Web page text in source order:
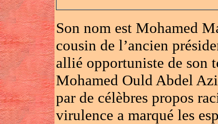
Son nom est Mohamed
cousin de l’ancien
allié opportuniste de son
Mohamed Ould Abdel
par de célèbres propos
virulence a marqué les